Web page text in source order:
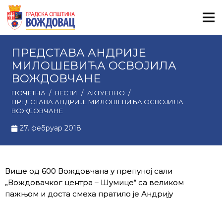
ПРЕДСТАВА АНДРИЈЕ
МИЛОШЕВИЋА ОСВОЈИЛА
ВОЖДОВЧАНЕ
ПОЧЕТНА / ВЕСТИ / АКТУЕЛНО /
ПРЕДСТАВА АНДРИЈЕ МИЛОШЕВИЋА ОСВОЈИЛА
ВОЖДОВЧАНЕ
27. фебруар 2018.
Више од 600 Вождовчана у препуној сали
„Вождовачког центра – Шумице“ са великом
пажњом и доста смеха пратило је Андрију